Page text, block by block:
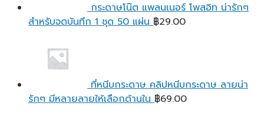
กระดาษโน๊ต แพลนเนอร์ โพสอิท น่ารักๆ
สำหรับจดบันทึก 1 ชุด 50 แผ่น ฿29.00
ที่หนีบกระดาษ คลิปหนีบกระดาษ ลายน่า
รักๆ มีหลายลายให้เลือกด้านใน ฿69.00